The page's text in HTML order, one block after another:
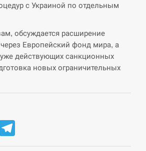
поразили российскую
и другие важные объекты…
захворіли понад 10 тисяч…
ROZETKA и “Новая
об…
с Украиной по отдельным
обсуждается расширение
Европейский фонд мира, а
действующих санкционных
новых ограничительных
Messenger